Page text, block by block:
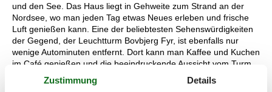
und den See. Das Haus liegt in Gehweite zum Strand an der
Nordsee, wo man jeden Tag etwas Neues erleben und frische
Luft genießen kann. Eine der beliebtesten Sehenswürdigkeiten
der Gegend, der Leuchtturm Bovbjerg Fyr, ist ebenfalls nur
wenige Autominuten entfernt. Dort kann man Kaffee und Kuchen
im Café genießen und die beeindruckende Aussicht vom Turm
erleben. Etwa 20 Minuten Autofahrt entfernt liegt die
Handelsstadt Lemvig mit vielen guten Fachgeschäften und
Zustimmung Details